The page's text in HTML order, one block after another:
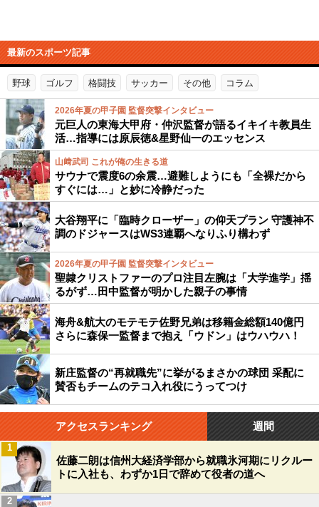
最新のスポーツ記事
野球 ゴルフ 格闘技 サッカー その他 コラム
2026年夏の甲子園 監督突撃インタビュー
元巨人の東海大甲府・仲沢監督が語るイキイキ教員生
活…指導には原辰徳&星野仙一のエッセンス
山﨑武司 これが俺の生きる道
サウナで震度6の余震…避難しようにも「全裸だから
すぐには…」と妙に冷静だった
大谷翔平に「臨時クローザー」の仰天プラン 守護神不
調のドジャースはWS3連覇へなりふり構わず
2026年夏の甲子園 監督突撃インタビュー
聖隷クリストファーのプロ注目左腕は「大学進学」揺
るがず…田中監督が明かした親子の事情
海舟&航大のモテモテ佐野兄弟は移籍金総額140億円
さらに森保一監督まで抱え「ウドン」はウハウハ！
新庄監督の“再就職先”に挙がるまさかの球団 采配に
賛否もチームのテコ入れ役にうってつけ
アクセスランキング 週間
佐藤二朗は信州大経済学部から就職氷河期にリクルー
トに入社も、わずか1日で辞めて役者の道へ
1
2